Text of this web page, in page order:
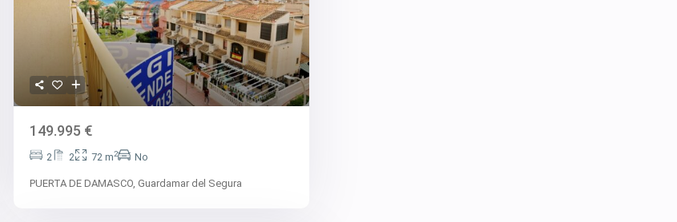
149.995 €
2 2 72 m2 No
PUERTA DE DAMASCO, Guardamar del Segura